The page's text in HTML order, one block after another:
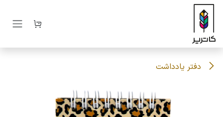
صرف نظر و مشاهده محتوا
دفتر یادداشت